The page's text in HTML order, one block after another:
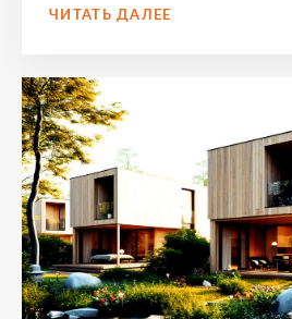
ЧИТАТЬ ДАЛЕЕ
ПРОЦЕНТЫ
ВЫГОДНО
СЭКОНОМИТЬ
НА
НАЛОГАХ